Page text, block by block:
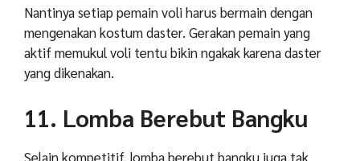
Nantinya setiap pemain voli harus bermain dengan
mengenakan kostum daster. Gerakan pemain yang
aktif memukul voli tentu bikin ngakak karena daster
yang dikenakan.
11. Lomba Berebut Bangku
Selain kompetitif, lomba berebut bangku juga tak